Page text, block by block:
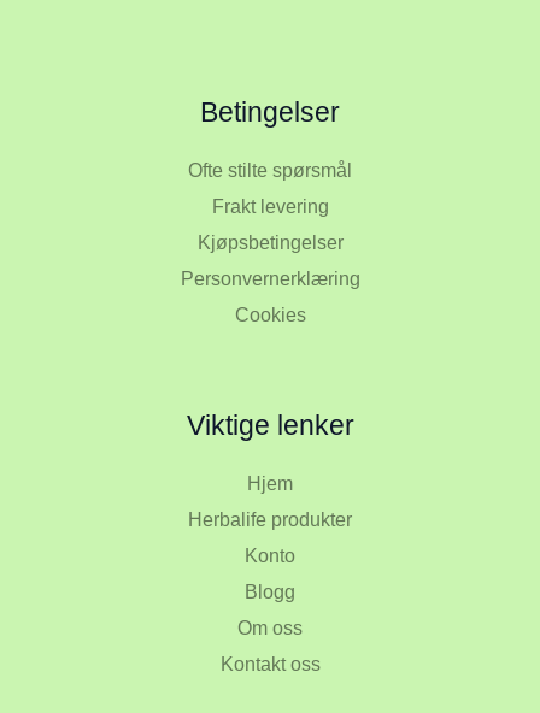
Betingelser
Ofte stilte spørsmål
Frakt levering
Kjøpsbetingelser
Personvernerklæring
Cookies
Viktige lenker
Hjem
Herbalife produkter
Konto
Blogg
Om oss
Kontakt oss